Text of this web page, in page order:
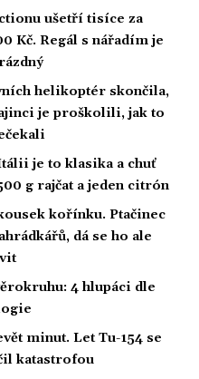
ušetří tisíce za
Kč. Regál s nářadím je
helikoptér skončila,
je proškolili, jak to
je to klasika a chuť
g rajčat a jeden citrón
kořínku. Ptačinec
dá se ho ale
4 hlupáci dle
minut. Let Tu-154 se
katastrofou